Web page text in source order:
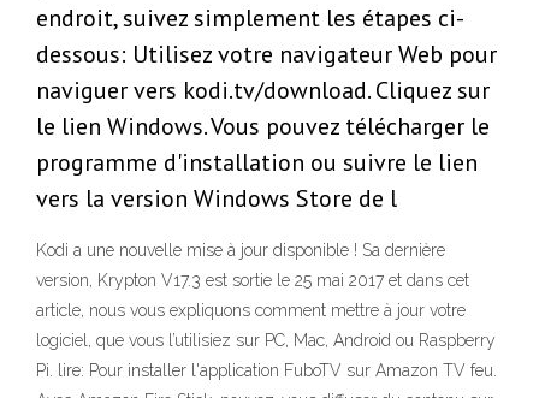
endroit, suivez simplement les étapes ci-
dessous: Utilisez votre navigateur Web pour
naviguer vers kodi.tv/download. Cliquez sur
le lien Windows. Vous pouvez télécharger le
programme d'installation ou suivre le lien
vers la version Windows Store de l
Kodi a une nouvelle mise à jour disponible ! Sa dernière
version, Krypton V17.3 est sortie le 25 mai 2017 et dans cet
article, nous vous expliquons comment mettre à jour votre
logiciel, que vous l’utilisiez sur PC, Mac, Android ou Raspberry
Pi. lire: Pour installer l'application FuboTV sur Amazon TV feu.